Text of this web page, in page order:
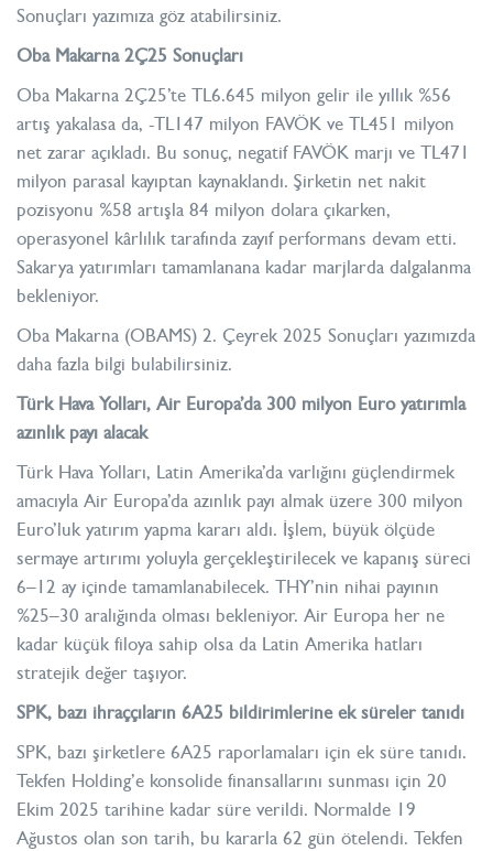
Sonuçları yazımıza göz atabilirsiniz.
Oba Makarna 2Ç25 Sonuçları
Oba Makarna 2Ç25’te TL6.645 milyon gelir ile yıllık %56
artış yakalasa da, -TL147 milyon FAVÖK ve TL451 milyon
net zarar açıkladı. Bu sonuç, negatif FAVÖK marjı ve TL471
milyon parasal kayıptan kaynaklandı. Şirketin net nakit
pozisyonu %58 artışla 84 milyon dolara çıkarken,
operasyonel kârlılık tarafında zayıf performans devam etti.
Sakarya yatırımları tamamlanana kadar marjlarda dalgalanma
bekleniyor.
Oba Makarna (OBAMS) 2. Çeyrek 2025 Sonuçları yazımızda
daha fazla bilgi bulabilirsiniz.
Türk Hava Yolları, Air Europa’da 300 milyon Euro yatırımla
azınlık payı alacak
Türk Hava Yolları, Latin Amerika’da varlığını güçlendirmek
amacıyla Air Europa’da azınlık payı almak üzere 300 milyon
Euro’luk yatırım yapma kararı aldı. İşlem, büyük ölçüde
sermaye artırımı yoluyla gerçekleştirilecek ve kapanış süreci
6–12 ay içinde tamamlanabilecek. THY’nin nihai payının
%25–30 aralığında olması bekleniyor. Air Europa her ne
kadar küçük filoya sahip olsa da Latin Amerika hatları
stratejik değer taşıyor.
SPK, bazı ihraççıların 6A25 bildirimlerine ek süreler tanıdı
SPK, bazı şirketlere 6A25 raporlamaları için ek süre tanıdı.
Tekfen Holding’e konsolide finansallarını sunması için 20
Ekim 2025 tarihine kadar süre verildi. Normalde 19
Ağustos olan son tarih, bu kararla 62 gün ötelendi. Tekfen